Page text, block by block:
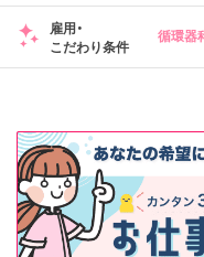
東海
北海道・東北
九州・沖縄
看護師、准看護師など
施設形態
診察科目
美容外科、
循環器内科など
年収
年収500万円以上など
雇用・
こだわり条件
循環器